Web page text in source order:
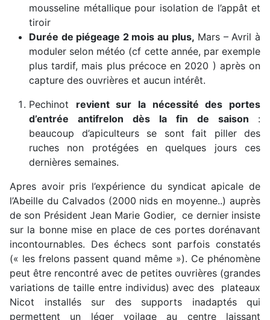
mousseline métallique pour isolation de l’appât et
tiroir
Durée de piégeage 2 mois au plus, Mars – Avril à
moduler selon météo (cf cette année, par exemple
plus tardif, mais plus précoce en 2020 ) après on
capture des ouvrières et aucun intérêt.
Pechinot revient sur la nécessité des portes
d’entrée antifrelon dès la fin de saison :
beaucoup d’apiculteurs se sont fait piller des
ruches non protégées en quelques jours ces
dernières semaines.
Apres avoir pris l’expérience du syndicat apicale de
l’Abeille du Calvados (2000 nids en moyenne..) auprès
de son Président Jean Marie Godier, ce dernier insiste
sur la bonne mise en place de ces portes dorénavant
incontournables. Des échecs sont parfois constatés
(« les frelons passent quand même »). Ce phénomène
peut être rencontré avec de petites ouvrières (grandes
variations de taille entre individus) avec des plateaux
Nicot installés sur des supports inadaptés qui
permettent un léger voilage au centre laissant